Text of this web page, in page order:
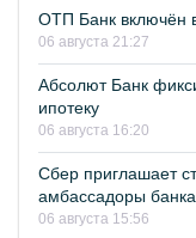
ОТП Банк включён
06 августа 21:27
Абсолют Банк
ипотеку
06 августа 16:20
Сбер приглашает
амбассадоры банка
06 августа 15:56